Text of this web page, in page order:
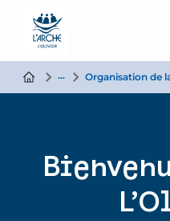
La communauté
Organisation de